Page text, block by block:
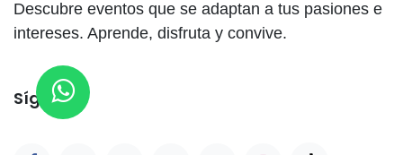
Descubre eventos que se adaptan a tus pasiones e
intereses. Aprende, disfruta y convive.
Síganos